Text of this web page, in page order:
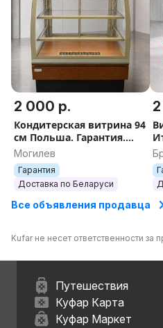
2 000 р.
Кондитерская витрина 94
см Польша. Гарантия.
Доставка.
Могилев
Гарантия
Доставка по Беларуси
Все объявления продавца
Kufar не несет ответственности за
Путешествия
Куфар Карта
Куфар Маркет